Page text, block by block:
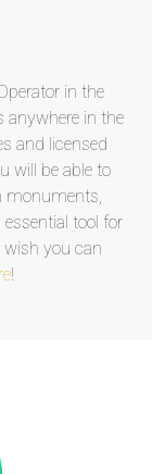
in the
anywhere in the
and licensed
will be able to
monuments,
tool for
wish you can
!